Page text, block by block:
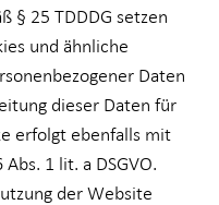
§ 25 TDDDG setzen
und ähnliche
Daten
dieser Daten für
erfolgt ebenfalls mit
1 lit. a DSGVO.
der Website